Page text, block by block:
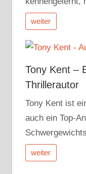
weiter
Tony Kent –
Thrillerautor
Tony Kent ist
auch ein Top-
weiter